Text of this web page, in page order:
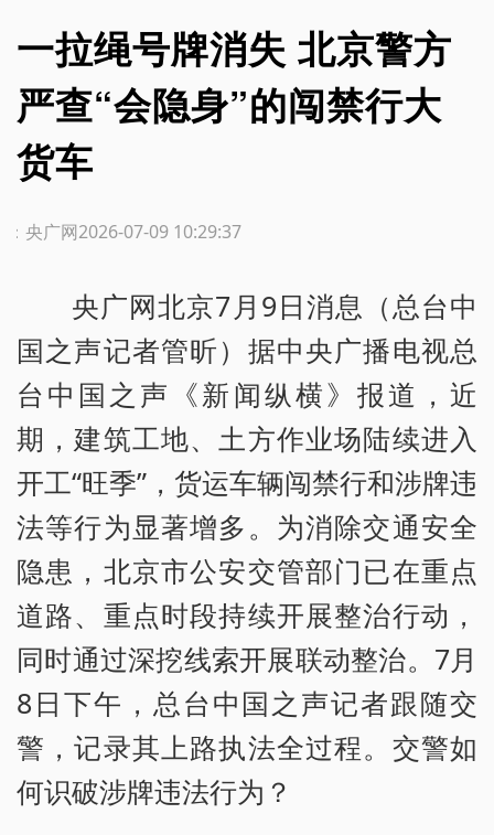
一拉绳号牌消失 北京警方
严查“会隐身”的闯禁行大
货车
2026-07-09 10:29:37
：央广网
央广网北京7月9日消息（总台中
国之声记者管昕）据中央广播电视总
台中国之声《新闻纵横》报道，近
期，建筑工地、土方作业场陆续进入
开工“旺季”，货运车辆闯禁行和涉牌违
法等行为显著增多。为消除交通安全
隐患，北京市公安交管部门已在重点
道路、重点时段持续开展整治行动，
同时通过深挖线索开展联动整治。7月
8日下午，总台中国之声记者跟随交
警，记录其上路执法全过程。交警如
何识破涉牌违法行为？